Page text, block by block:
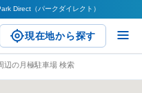
Direct（パークダイレクト）
現在地から探す
辺の月極駐車場 検索